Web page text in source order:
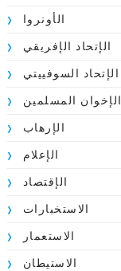
الأونروا
الإتحاد الإفريقي
الإتحاد السوفييتي
الإخوان المسلمين
الإرهاب
الإعلام
الإقتصاد
الاستخبارات
الاستعمار
الاستيطان